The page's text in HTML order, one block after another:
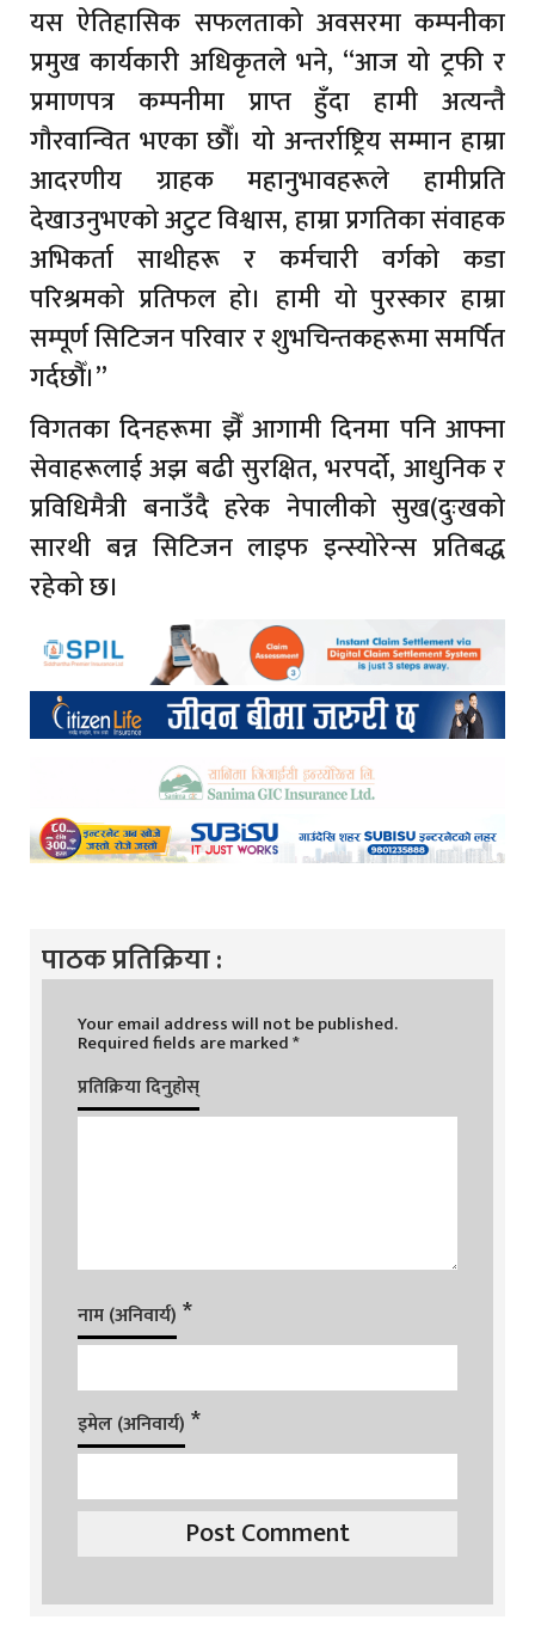
यस ऐतिहासिक सफलताको अवसरमा कम्पनीका
प्रमुख कार्यकारी अधिकृतले भने, “आज यो ट्रफी र
प्रमाणपत्र कम्पनीमा प्राप्त हुँदा हामी अत्यन्तै
गौरवान्वित भएका छौँ। यो अन्तर्राष्ट्रिय सम्मान हाम्रा
आदरणीय ग्राहक महानुभावहरूले हामीप्रति
देखाउनुभएको अटुट विश्वास, हाम्रा प्रगतिका संवाहक
अभिकर्ता साथीहरू र कर्मचारी वर्गको कडा
परिश्रमको प्रतिफल हो। हामी यो पुरस्कार हाम्रा
सम्पूर्ण सिटिजन परिवार र शुभचिन्तकहरूमा समर्पित
गर्दछौँ।”
विगतका दिनहरूमा झैँ आगामी दिनमा पनि आफ्ना
सेवाहरूलाई अझ बढी सुरक्षित, भरपर्दो, आधुनिक र
प्रविधिमैत्री बनाउँदै हरेक नेपालीको सुख(दुःखको
सारथी बन्न सिटिजन लाइफ इन्स्योरेन्स प्रतिबद्ध
रहेको छ।
पाठक प्रतिक्रिया :
Your email address will not be published.
Required fields are marked*
प्रतिक्रिया दिनुहोस्
नाम (अनिवार्य) *
इमेल (अनिवार्य) *